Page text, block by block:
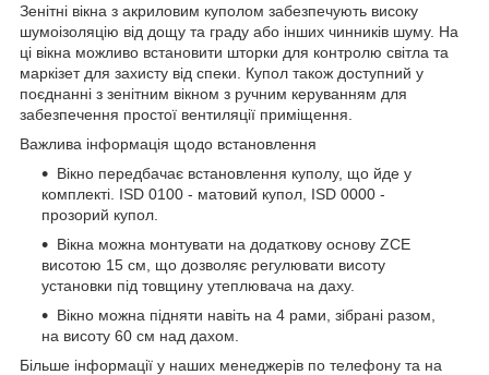
Зенітні вікна з акриловим куполом забезпечують високу
шумоізоляцію від дощу та граду або інших чинників шуму. На
ці вікна можливо встановити шторки для контролю світла та
маркізет для захисту від спеки. Купол також доступний у
поєднанні з зенітним вікном з ручним керуванням для
забезпечення простої вентиляції приміщення.
Важлива інформація щодо встановлення
Вікно передбачає встановлення куполу, що йде у
комплекті. ISD 0100 - матовий купол, ISD 0000 -
прозорий купол.
Вікна можна монтувати на додаткову основу ZCE
висотою 15 см, що дозволяє регулювати висоту
установки під товщину утеплювача на даху.
Вікно можна підняти навіть на 4 рами, зібрані разом,
на висоту 60 см над дахом.
Більше інформації у наших менеджерів по телефону та на